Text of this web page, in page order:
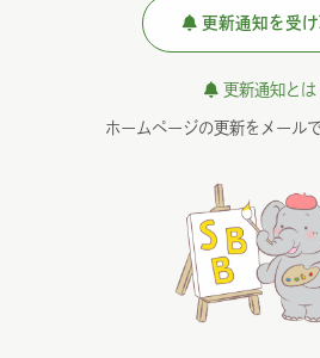
更新通知を受け
更新通知とは
ホームページの更新をメール